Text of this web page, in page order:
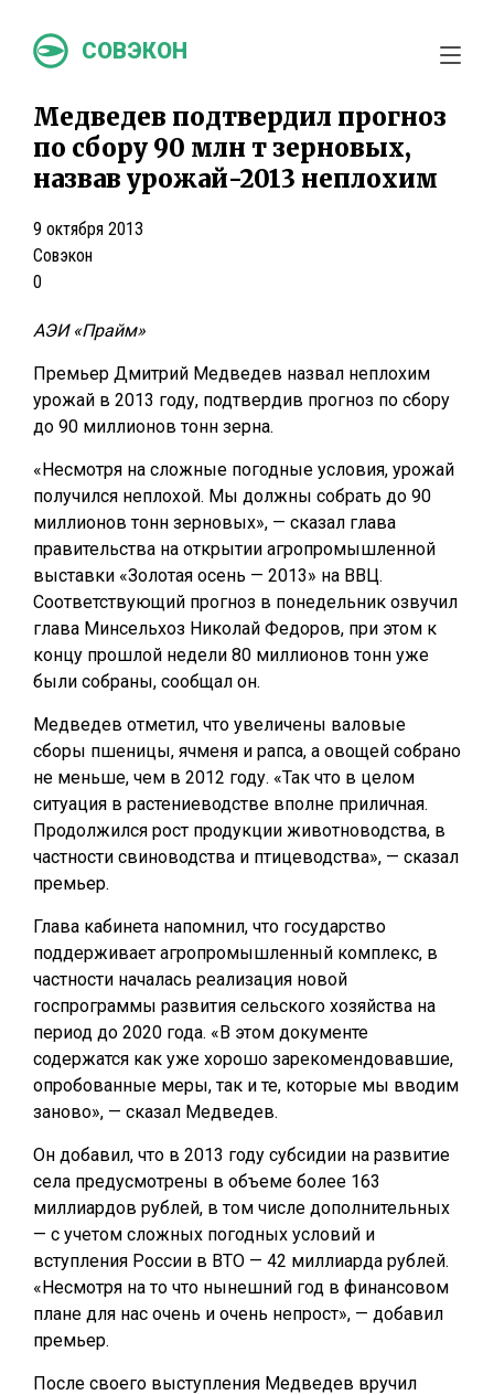
СОВЭКОН
Медведев подтвердил прогноз
по сбору 90 млн т зерновых,
назвав урожай-2013 неплохим
9 октября 2013
Совэкон
0
АЭИ «Прайм»
Премьер Дмитрий Медведев назвал неплохим
урожай в 2013 году, подтвердив прогноз по сбору
до 90 миллионов тонн зерна.
«Несмотря на сложные погодные условия, урожай
получился неплохой. Мы должны собрать до 90
миллионов тонн зерновых», — сказал глава
правительства на открытии агропромышленной
выставки «Золотая осень — 2013» на ВВЦ.
Соответствующий прогноз в понедельник озвучил
глава Минсельхоз Николай Федоров, при этом к
концу прошлой недели 80 миллионов тонн уже
были собраны, сообщал он.
Медведев отметил, что увеличены валовые
сборы пшеницы, ячменя и рапса, а овощей собрано
не меньше, чем в 2012 году. «Так что в целом
ситуация в растениеводстве вполне приличная.
Продолжился рост продукции животноводства, в
частности свиноводства и птицеводства», — сказал
премьер.
Глава кабинета напомнил, что государство
поддерживает агропромышленный комплекс, в
частности началась реализация новой
госпрограммы развития сельского хозяйства на
период до 2020 года. «В этом документе
содержатся как уже хорошо зарекомендовавшие,
опробованные меры, так и те, которые мы вводим
заново», — сказал Медведев.
Он добавил, что в 2013 году субсидии на развитие
села предусмотрены в объеме более 163
миллиардов рублей, в том числе дополнительных
— с учетом сложных погодных условий и
вступления России в ВТО — 42 миллиарда рублей.
«Несмотря на то что нынешний год в финансовом
плане для нас очень и очень непрост», — добавил
премьер.
После своего выступления Медведев вручил